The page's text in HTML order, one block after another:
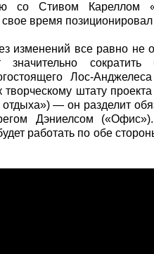
со Стивом Кареллом
свое время
изменений все равно не
значительно сократить
Лос-
творческому штату
— он разделит
Дэниелсом
работать по обе